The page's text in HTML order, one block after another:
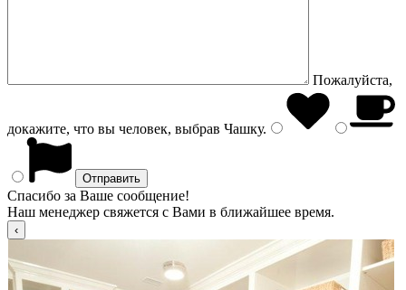
Пожалуйста,
докажите, что вы человек, выбрав Чашку.
Спасибо за Ваше сообщение!
Наш менеджер свяжется с Вами в ближайшее время.